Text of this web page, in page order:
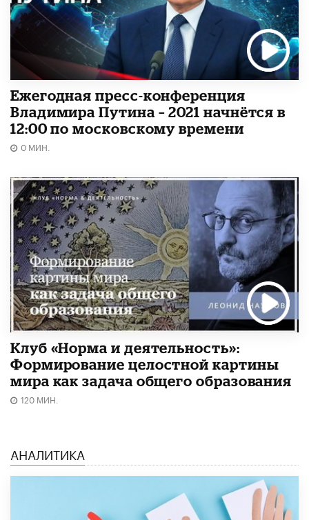
Ежегодная пресс-конференция
Владимира Путина – 2021 начнётся в
12:00 по московскому времени
0 МИН.
Клуб «Норма и деятельность»:
Формирование целостной картины
мира как задача общего образования
120 МИН.
АНАЛИТИКА